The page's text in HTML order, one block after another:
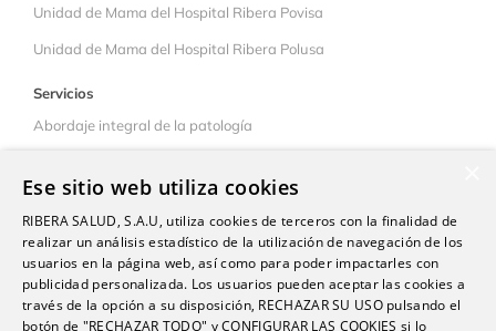
Unidad de Mama del Hospital Ribera Povisa
Unidad de Mama del Hospital Ribera Polusa
Servicios
Abordaje integral de la patología
Qué ofrecemos
Consejos
Libre elección
Ese sitio web utiliza cookies
RIBERA SALUD, S.A.U, utiliza cookies de terceros con la finalidad de
realizar un análisis estadístico de la utilización de navegación de los
usuarios en la página web, así como para poder impactarles con
publicidad personalizada. Los usuarios pueden aceptar las cookies a
través de la opción a su disposición, RECHAZAR SU USO pulsando el
botón de "RECHAZAR TODO" y CONFIGURAR LAS COOKIES si lo